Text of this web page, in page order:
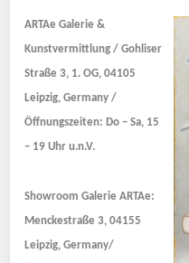
ARTAe Galerie &
Kunstvermittlung /Gohliser
Straße 3, 1. OG, 04105
Leipzig, Germany /
Öffnungszeiten: Do – Sa, 15
– 19 Uhr u.n.V.
Showroom Galerie ARTAe:
Menckestraße 3, 04155
Leipzig, Germany/